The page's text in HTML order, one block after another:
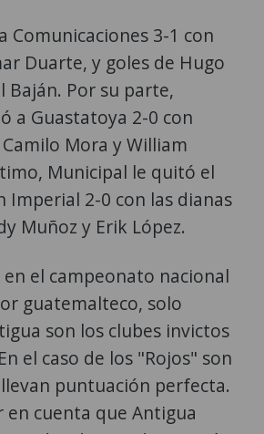
Comunicaciones 3-1 con
Duarte, y goles de Hugo
Baján. Por su parte,
a Guastatoya 2-0 con
Mora y William
Municipal le quitó el
Imperial 2-0 con las dianas
Muñoz y Erik López.
en el campeonato nacional
guatemalteco, solo
son los clubes invictos
el caso de los "Rojos" son
puntuación perfecta.
en cuenta que Antigua